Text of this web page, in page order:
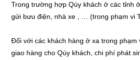
Trong trường hợp Qúy khách ở các tỉnh
gửi bưu điện, nhà xe , … (trong phạm vi
Đối với các khách hàng ở xa trong phạm
giao hàng cho Qúy khách, chi phí phát